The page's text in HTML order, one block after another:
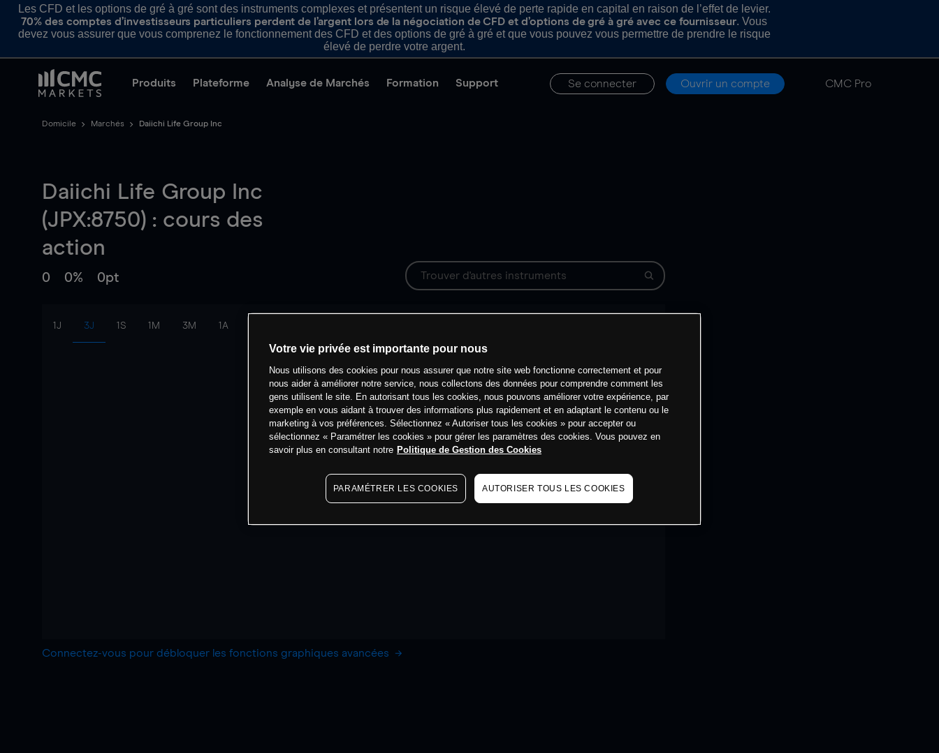
Les CFD et les options de gré à gré sont des instruments complexes et présentent un risque élevé de perte rapide en capital en raison de l’effet de levier.
70% des comptes d’investisseurs particuliers perdent de l’argent lors de la négociation de CFD et d’options de gré à gré avec ce fournisseur. Vous
devez vous assurer que vous comprenez le fonctionnement des CFD et des options de gré à gré et que vous pouvez vous permettre de prendre le risque
élevé de perdre votre argent.
Produits Plateforme Analyse de Marchés Formation Support Se connecter Ouvrir un compte CMC Pro
Domicile Marchés Daiichi Life Group Inc
Daiichi Life Group Inc
(JPX:8750) : cours des
action
0 0% 0pt
1J 3J 1S 1M 3M 1A
Connectez-vous pour débloquer les fonctions graphiques avancées
Votre vie privée est importante pour nous
Nous utilisons des cookies pour nous assurer que notre site web fonctionne correctement et pour
nous aider à améliorer notre service, nous collectons des données pour comprendre comment les
gens utilisent le site. En autorisant tous les cookies, nous pouvons améliorer votre expérience, par
exemple en vous aidant à trouver des informations plus rapidement et en adaptant le contenu ou le
marketing à vos préférences. Sélectionnez « Autoriser tous les cookies » pour accepter ou
sélectionnez « Paramétrer les cookies » pour gérer les paramètres des cookies. Vous pouvez en
savoir plus en consultant notre Politique de Gestion des Cookies
PARAMÉTRER LES COOKIES AUTORISER TOUS LES COOKIES